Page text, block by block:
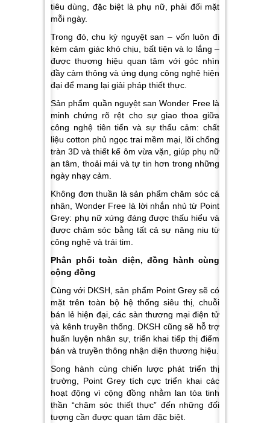
tiêu dùng, đặc biệt là phụ nữ, phải đối mặt
mỗi ngày.
Trong đó, chu kỳ nguyệt san – vốn luôn đi
kèm cảm giác khó chịu, bất tiện và lo lắng –
được thương hiệu quan tâm với góc nhìn
đầy cảm thông và ứng dụng công nghệ hiện
đại để mang lại giải pháp thiết thực.
Sản phẩm quần nguyệt san Wonder Free là
minh chứng rõ rệt cho sự giao thoa giữa
công nghệ tiên tiến và sự thấu cảm: chất
liệu cotton phủ ngọc trai mềm mại, lõi chống
tràn 3D và thiết kế ôm vừa vặn, giúp phụ nữ
an tâm, thoải mái và tự tin hơn trong những
ngày nhạy cảm.
Không đơn thuần là sản phẩm chăm sóc cá
nhân, Wonder Free là lời nhắn nhủ từ Point
Grey: phụ nữ xứng đáng được thấu hiểu và
được chăm sóc bằng tất cả sự nâng niu từ
công nghệ và trái tim.
Phân phối toàn diện, đồng hành cùng
cộng đồng
Cùng với DKSH, sản phẩm Point Grey sẽ có
mặt trên toàn bộ hệ thống siêu thị, chuỗi
bán lẻ hiện đại, các sàn thương mại điện tử
và kênh truyền thống. DKSH cũng sẽ hỗ trợ
huấn luyện nhân sự, triển khai tiếp thị điểm
bán và truyền thông nhận diện thương hiệu.
Song hành cùng chiến lược phát triển thị
trường, Point Grey tích cực triển khai các
hoạt động vì cộng đồng nhằm lan tỏa tinh
thần “chăm sóc thiết thực” đến những đối
tượng cần được quan tâm đặc biệt.